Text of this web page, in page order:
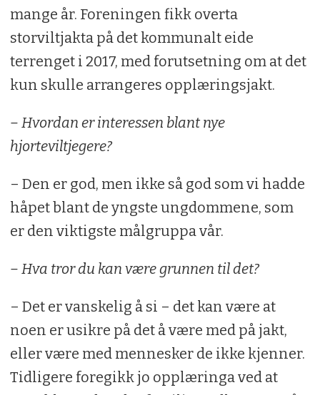
mange år. Foreningen fikk overta
storviltjakta på det kommunalt eide
terrenget i 2017, med forutsetning om at det
kun skulle arrangeres opplæringsjakt.
– Hvordan er interessen blant nye
hjorteviltjegere?
– Den er god, men ikke så god som vi hadde
håpet blant de yngste ungdommene, som
er den viktigste målgruppa vår.
– Hva tror du kan være grunnen til det?
– Det er vanskelig å si – det kan være at
noen er usikre på det å være med på jakt,
eller være med mennesker de ikke kjenner.
Tidligere foregikk jo opplæringa ved at